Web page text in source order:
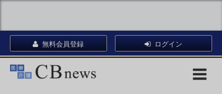
無料会員登録 ログイン